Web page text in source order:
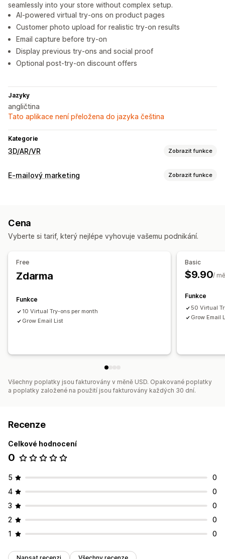
seamlessly into your store without complex setup.
AI-powered virtual try-ons on product pages
Customer photo upload for realistic try-on results
Email capture before try-on
Display previous try-ons and social proof
Optional post-try-on discount offers
Jazyky
angličtina
Tato aplikace není přeložena do jazyka čeština
Kategorie
3D/AR/VR Zobrazit funkce
Vizualizace
Obrázky
E-mailový marketing Zobrazit funkce
Cena
Vyberte si tarif, který nejlépe vyhovuje vašemu podnikání.
Free
Zdarma
Funkce
10 Virtual Try-ons per month
Grow Email List
Basic
$9.90/
Funkce
50 Virtual
Grow Email
Všechny poplatky jsou fakturovány v měně USD. Opakované poplatky
a poplatky založené na použití jsou fakturovány každých 30 dní.
Recenze
Celkové hodnocení
0
5
0
4
0
3
0
2
0
1
0